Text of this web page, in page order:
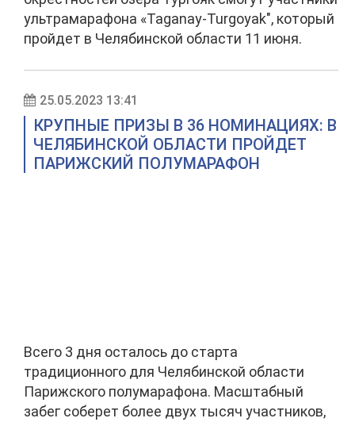
ультрамарафона «Taganay-Turgoyak", который
пройдет в Челябинской области 11 июня.
25.05.2023 13:41
КРУПНЫЕ ПРИЗЫ В 36 НОМИНАЦИЯХ: В
ЧЕЛЯБИНСКОЙ ОБЛАСТИ ПРОЙДЕТ
ПАРИЖСКИЙ ПОЛУМАРАФОН
Всего 3 дня осталось до старта
традиционного для Челябинской области
Парижского полумарафона. Масштабный
забег соберет более двух тысяч участников,